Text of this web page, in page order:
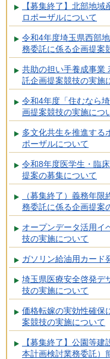
【募集終了】北部地
ロポーザルについて
令和4年度埼玉県西部
務委託に係る企画提案
共助の担い手養成事業
託企画提案競技の実施
令和4年度「住むなら
画提案競技の実施につ
多文化共生を推進する
ポーザルについて
令和8年度医学生・臨
提案の募集について
（募集終了）義務年
務委託に係る企画提案
オープンデータ活用イ
技の実施について
ガソリン給油用カード
埼玉県医療安全啓発デ
技の実施について
価格転嫁の実効性確保
案競技の実施について
【募集終了】公園等
本計画検討業務委託）